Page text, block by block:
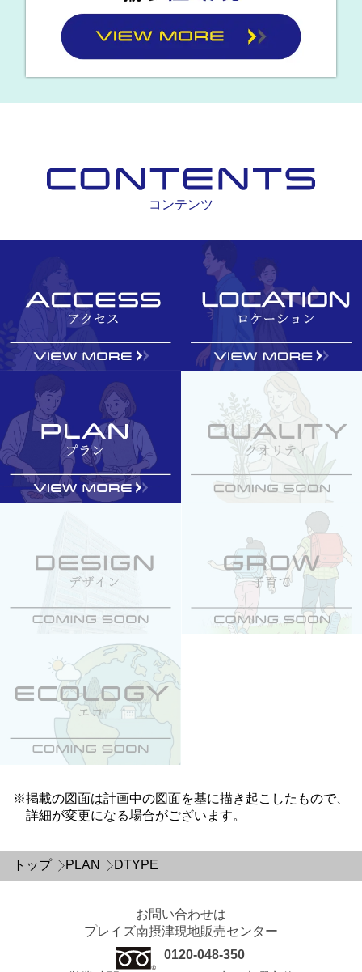
コンテンツ
掲載の図面は計画中の図面を基に描き起こしたもので、
詳細が変更になる場合がございます。
トップ PLAN DTYPE
お問い合わせは
プレイズ南摂津現地販売センター
0120-048-350